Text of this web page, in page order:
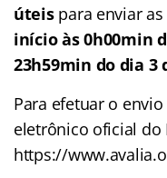
úteispara enviar as
início às 0h00min
23h59min do dia 3
Para efetuar o
eletrônico oficial do
https://